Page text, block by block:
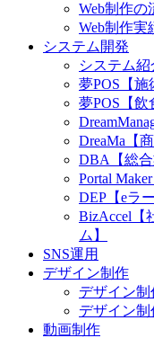
Web制作の
Web制作実
システム開発
システム紹
夢POS【施
夢POS【飲
DreaMa【
DBA【総合
Portal
DEP【eラ
BizAccel【
ム】
SNS運用
デザイン制作
デザイン
デザイン制
動画制作